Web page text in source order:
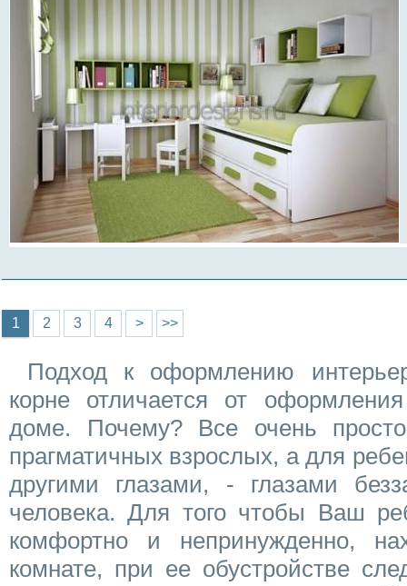
Страницы
1 2 3 4 > >>
Подход к оформлению
корне отличается от
доме. Почему? Все очень
прагматичных взрослых, а для
другими глазами, - глазами
человека. Для того чтобы Ваш
комфортно и непринужденно,
комнате, при ее обустройстве